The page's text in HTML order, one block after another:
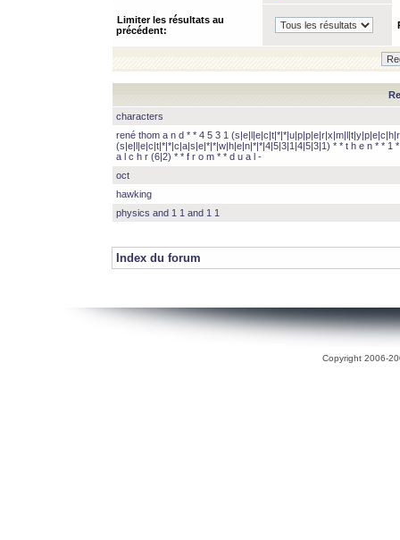
Limiter les résultats au
précédent:
characters
rené thom a n d * * 4 5 3 1
(s|e|l|e|c|t|*|*|c|a|s|e|*|*|w|h|e|n|*|*|4|5|3|1|4|5|3|1) * * t h e n * * 1
a l c h r (6|2) * * f r o m * * d u a l -
oct
hawking
physics and 1 1 and 1 1
Index du forum
Copyright 2006-